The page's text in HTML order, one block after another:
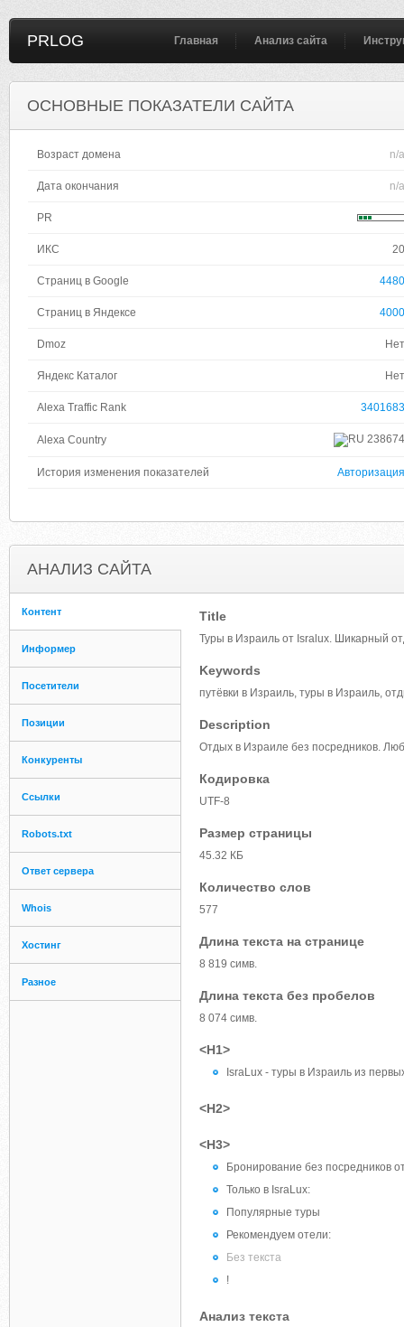
PRLOG Главная Анализ сайта
ОСНОВНЫЕ ПОКАЗАТЕЛИ САЙТА
Возраст домена n/a
Дата окончания n/a
PR
ИКС 20
Страниц в Google 4480
Страниц в Яндексе 4000
Dmoz Нет
Яндекс Каталог Нет
Alexa Traffic Rank 3401683
Alexa Country 238674
История изменения показателей Авторизация
АНАЛИЗ САЙТА
Контент
Информер
Посетители
Позиции
Конкуренты
Ссылки
Robots.txt
Ответ сервера
Whois
Хостинг
Разное
Title
Туры в Израиль от Isralux. Шикарный
Keywords
путёвки в Израиль, туры в Израиль,
Description
Отдых в Израиле без посредников.
Кодировка
UTF-8
Размер страницы
45.32 КБ
Количество слов
577
Длина текста на странице
8 819 симв.
Длина текста без пробелов
8 074 симв.
<H1>
IsraLux - туры в Израиль из
<H2>
<H3>
Бронирование без посредников
Только в IsraLux:
Популярные туры
Рекомендуем отели:
Без текста
!
Анализ текста